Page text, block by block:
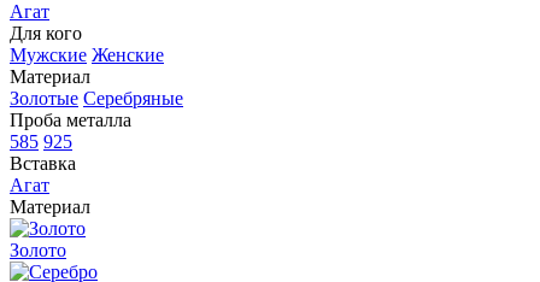
Агат
Для кого
Мужские Женские
Материал
Золотые Серебряные
Проба металла
585 925
Вставка
Агат
Материал
Золото